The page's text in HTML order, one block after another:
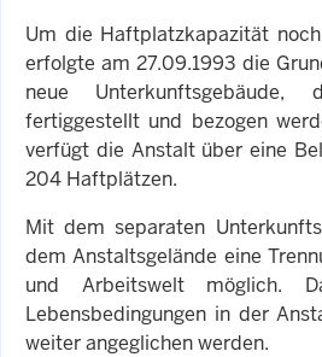
Um die Haftplatzkapazität
erfolgte am 27.09.1993 die
neue
fertiggestellt und bezogen
verfügt die Anstalt über eine
204 Haftplätzen.
Mit dem separaten
dem Anstaltsgelände eine
und Arbeitswelt möglich.
Lebensbedingungen in der
weiter angeglichen werden.